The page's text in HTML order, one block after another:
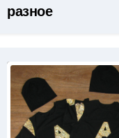
разное